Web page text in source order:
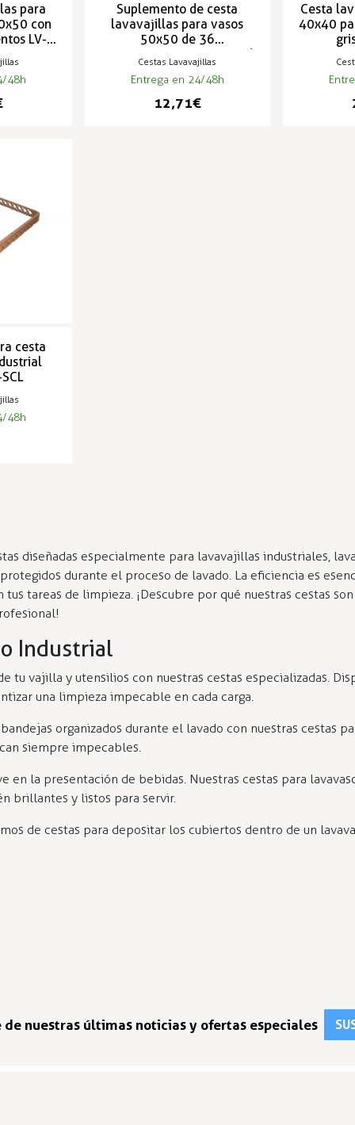
para
con
LV-
48h
Suplemento de cesta
lavavajillas para vasos
50x50 de 36
compartimentos LV-SCV36
Cestas Lavavajillas
Entrega en 24/48h
12,71 €
Cesta
40x40
cesta
48h
diseñadas especialmente para lavavajillas industriales,
durante el proceso de lavado. La eficiencia es
tareas de limpieza. ¡Descubre por qué nuestras cestas
Industrial
tu vajilla y utensilios con nuestras cestas especializadas.
una limpieza impecable en cada carga.
organizados durante el lavado con nuestras cestas
siempre impecables.
en la presentación de bebidas. Nuestras cestas para
brillantes y listos para servir.
de cestas para depositar los cubiertos dentro de un
de nuestras últimas noticias y ofertas especiales